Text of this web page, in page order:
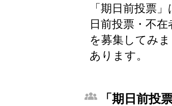
「期日前投票
日前投票・不
を募集してみ
あります。
「期日前投